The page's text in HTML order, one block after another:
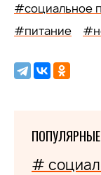
#социальное
#питание
#